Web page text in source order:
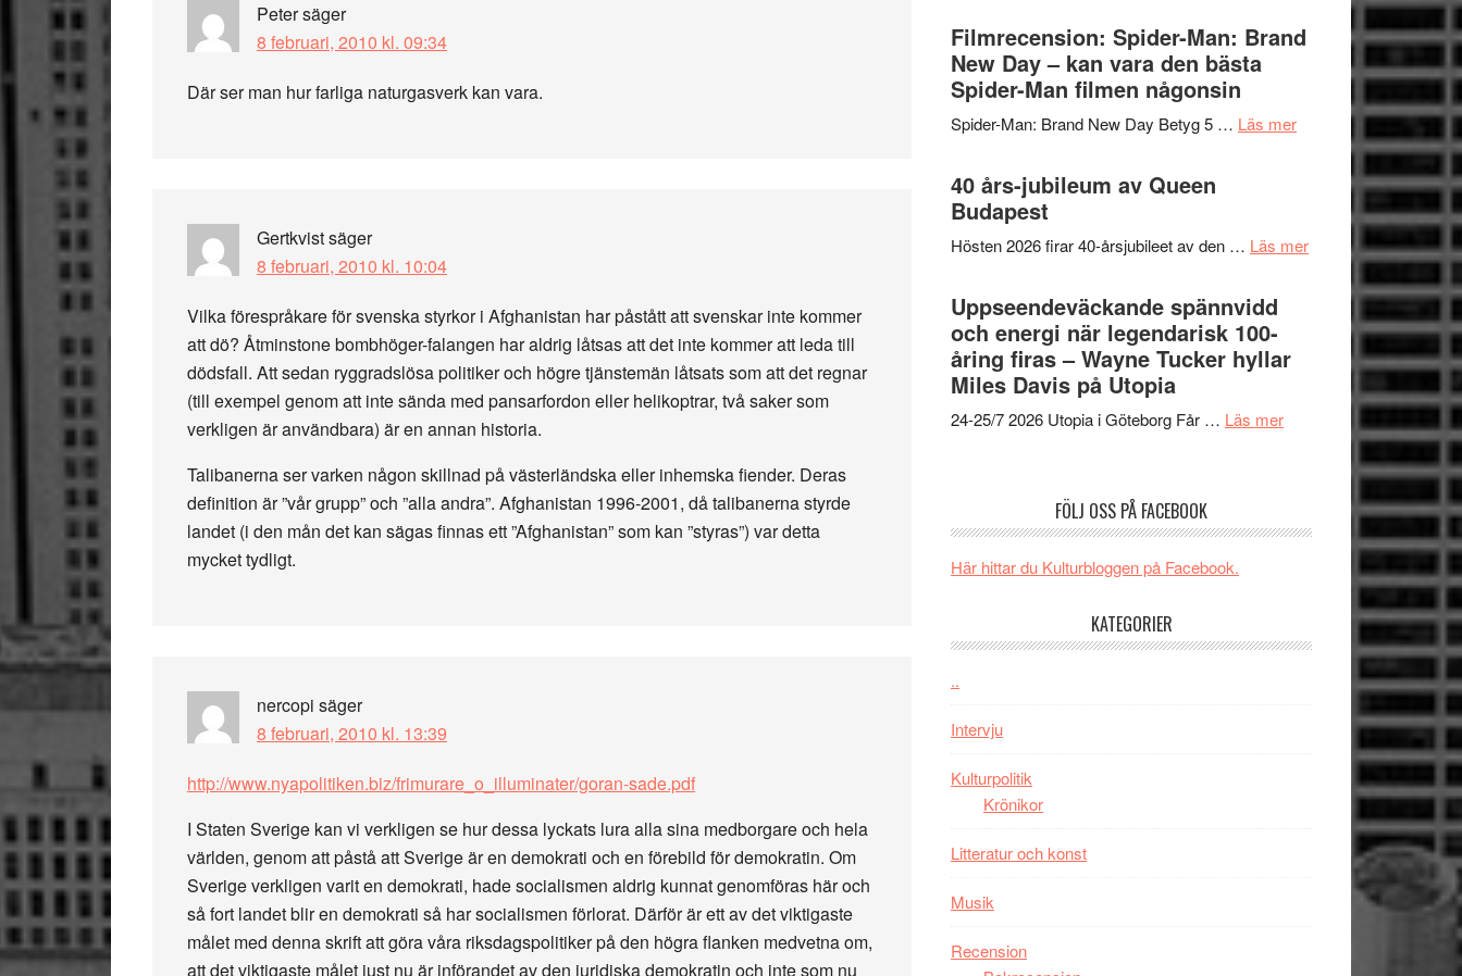
Petersäger
8 februari, 2010 kl. 09:34
Där ser man hur farliga naturgasverk kan vara.
Gertkvistsäger
8 februari, 2010 kl. 10:04
Vilka förespråkare för svenska styrkor i Afghanistan har påstått att svenskar inte kommer
att dö? Åtminstone bombhöger-falangen har aldrig låtsas att det inte kommer att leda till
dödsfall. Att sedan ryggradslösa politiker och högre tjänstemän låtsats som att det regnar
(till exempel genom att inte sända med pansarfordon eller helikoptrar, två saker som
verkligen är användbara) är en annan historia.
Talibanerna ser varken någon skillnad på västerländska eller inhemska fiender. Deras
definition är ”vår grupp” och ”alla andra”. Afghanistan 1996-2001, då talibanerna styrde
landet (i den mån det kan sägas finnas ett ”Afghanistan” som kan ”styras”) var detta
mycket tydligt.
nercopi säger
8 februari, 2010 kl. 13:39
http://www.nyapolitiken.biz/frimurare_o_illuminater/goran-sade.pdf
I Staten Sverige kan vi verkligen se hur dessa lyckats lura alla sina medborgare och hela
världen, genom att påstå att Sverige är en demokrati och en förebild för demokratin. Om
Sverige verkligen varit en demokrati, hade socialismen aldrig kunnat genomföras här och
så fort landet blir en demokrati så har socialismen förlorat. Därför är ett av det viktigaste
målet med denna skrift att göra våra riksdagspolitiker på den högra flanken medvetna om,
att det viktigaste målet just nu är införandet av den juridiska demokratin och inte som nu
människans
mörker
imponerande
långfilmsdebut
ARNE
GOES
TO
får
världspremiär
i
Filmrecension: Spider-Man: Brand
New Day – kan vara den bästa
Spider-Man filmen någonsin
Spider-Man: Brand New Day Betyg 5 … Läs merom
Filmrecension:
New
någonsin
40 års-jubileum av Queen
Budapest
Hösten 2026 firar 40-årsjubileet av den … Läs merom
jubileum
Queen
Budapest
Uppseendeväckande spännvidd
och energi när legendarisk 100-
åring firas – Wayne Tucker hyllar
Miles Davis på Utopia
24-25/7 2026 Utopia i Göteborg Får … Läs merom
Uppseendeväckande
spännvidd
legendarisk
firas
FÖLJ OSS PÅ FACEBOOK
Här hittar du Kulturbloggen på Facebook.
KATEGORIER
..
Intervju
Kulturpolitik
Krönikor
Litteratur och konst
Musik
Recension